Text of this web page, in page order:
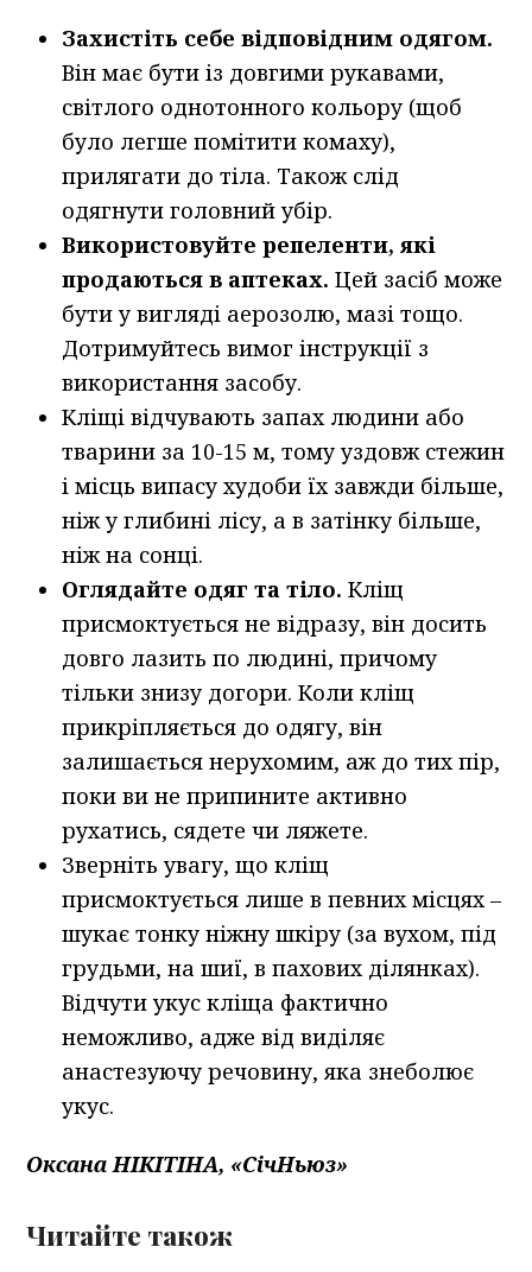
Захистіть себе відповідним одягом.
Він має бути із довгими рукавами,
світлого однотонного кольору (щоб
було легше помітити комаху),
прилягати до тіла. Також слід
одягнути головний убір.
Використовуйте репеленти, які
продаються в аптеках.Цей засіб може
бути у вигляді аерозолю, мазі тощо.
Дотримуйтесь вимог інструкції з
використання засобу.
Кліщі відчувають запах людини або
тварини за 10-15 м, тому уздовж стежин
і місць випасу худоби їх завжди більше,
ніж у глибині лісу, а в затінку більше,
ніж на сонці.
Оглядайте одяг та тіло.Кліщ
присмоктується не відразу, він досить
довго лазить по людині, причому
тільки знизу догори. Коли кліщ
прикріпляється до одягу, він
залишається нерухомим, аж до тих пір,
поки ви не припините активно
рухатись, сядете чи ляжете.
Зверніть увагу, що кліщ
присмоктується лише в певних місцях –
шукає тонку ніжну шкіру (за вухом, під
грудьми, на шиї, в пахових ділянках).
Відчути укус кліща фактично
неможливо, адже від виділяє
анастезуючу речовину, яка знеболює
укус.
Оксана НІКІТІНА, «СічНьюз»
Читайте також